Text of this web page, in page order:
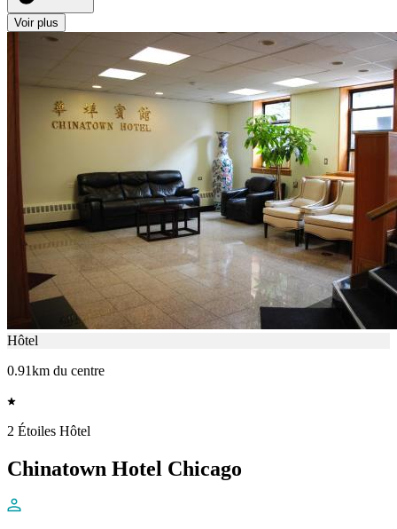
Voir plus
Hôtel
0.91km du centre
2 Étoiles Hôtel
Chinatown Hotel Chicago